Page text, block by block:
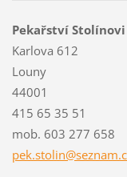
Pekařství Stolínovi
Karlova 612
Louny
44001
415 65 35 51
mob. 603 277 658
pek.stolin@sezna